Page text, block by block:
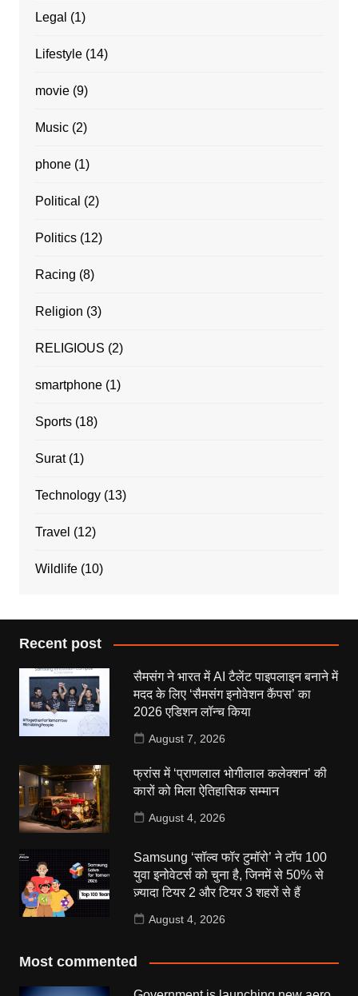
Legal (1)
Lifestyle(14)
movie(9)
Music(2)
phone(1)
Political (2)
Politics(12)
Racing (8)
Religion (3)
RELIGIOUS (2)
smartphone(1)
Sports(18)
Surat(1)
Technology(13)
Travel (12)
Wildlife(10)
Recent post
सैमसंग ने भारत में AI टैलेंट पाइपलाइन बनाने में
मदद के लिए ‘सैमसंग इनोवेशन कैंपस’ का
2026 एडिशन लॉन्च किया
August 7, 2026
फ्रांस में ‘प्राणलाल भोगीलाल कलेक्शन’ की
कारों को मिला ऐतिहासिक सम्मान
August 4, 2026
Samsung ‘सॉल्व फॉर टुमॉरो’ ने टॉप 100
युवा इनोवेटर्स को चुना है, जिनमें से 50% से
ज़्यादा टियर 2 और टियर 3 शहरों से हैं
August 4, 2026
Most commented